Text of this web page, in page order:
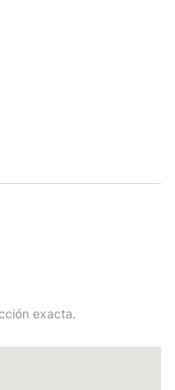
exacta.